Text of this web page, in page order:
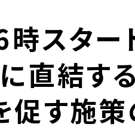
スター
直結す
す施